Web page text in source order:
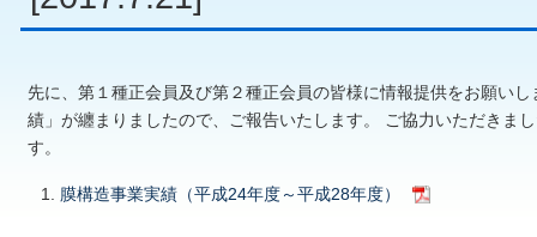
先に、第１種正会員及び第２種正会員の皆様に情報提供をお願い
績」が纏まりましたので、ご報告いたします。 ご協力いただきま
す。
膜構造事業実績（平成24年度～平成28年度）